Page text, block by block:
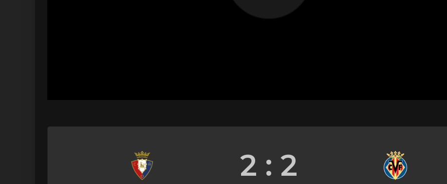
2 : 2